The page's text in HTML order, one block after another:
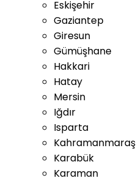
Eskişehir
Gaziantep
Giresun
Gümüşhane
Hakkari
Hatay
Mersin
Iğdır
Isparta
Kahramanmaraş
Karabük
Karaman